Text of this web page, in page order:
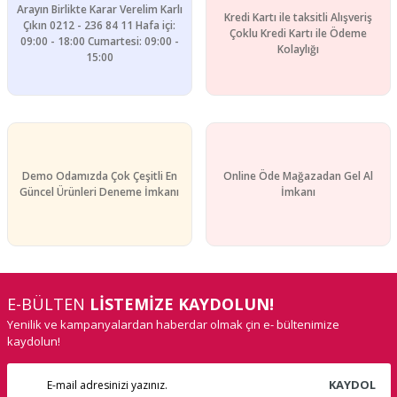
Arayın Birlikte Karar Verelim Karlı
Çıkın 0212 - 236 84 11 Hafa içi:
09:00 - 18:00 Cumartesi: 09:00 -
15:00
Kredi Kartı ile taksitli Alışveriş
Çoklu Kredi Kartı ile Ödeme
Kolaylığı
Demo Odamızda Çok Çeşitli En
Güncel Ürünleri Deneme İmkanı
Online Öde Mağazadan Gel Al
İmkanı
E-BÜLTEN LİSTEMİZE KAYDOLUN!
Yenilik ve kampanyalardan haberdar olmak çin e- bültenimize
kaydolun!
KAYDOL